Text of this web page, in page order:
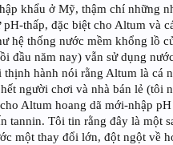
khẩu ở Mỹ, thậm chí những
thấp, đặc biệt cho Altum và
hệ thống nước mềm khổng lồ
đầu năm nay) vẫn sử dụng
hành nói rằng Altum là cá
người chơi và nhà bán lẻ (tôi
Altum hoang dã mới-nhập
tannin. Tôi tin rằng đây là một
một thay đổi lớn, đột ngột về